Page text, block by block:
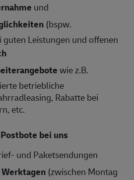
und
(bspw.
Leistungen und offenen
wie z.B.
betriebliche
Rabatte bei
etc.
bei uns
und Paketsendungen
(zwischen Montag